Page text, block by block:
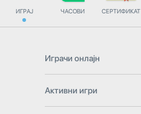
ИГРАЈ ЧАСОВИ СЕРТИФИКАТ
Играчи онлајн
Активни игри